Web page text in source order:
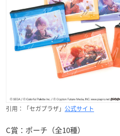
引用：「セガプラザ」 公式サイト
C賞：ポーチ（全10種）